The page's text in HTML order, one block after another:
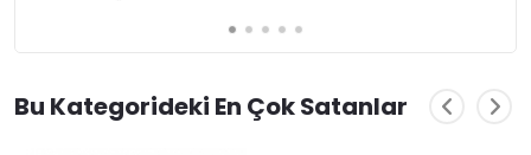
Bu Kategorideki En Çok Satanlar